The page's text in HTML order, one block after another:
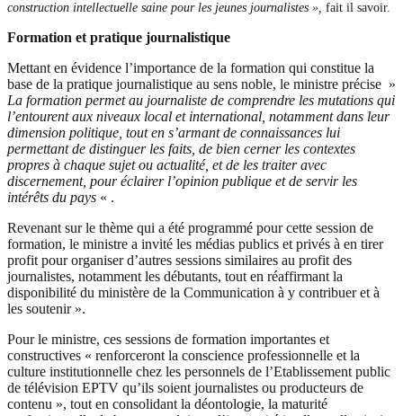
construction intellectuelle saine pour les jeunes journalistes », fait il savoir.
Formation et pratique journalistique
Mettant en évidence l’importance de la formation qui constitue la
base de la pratique journalistique au sens noble, le ministre précise »
La formation permet au journaliste de comprendre les mutations qui
l’entourent aux niveaux local et international, notamment dans leur
dimension politique, tout en s’armant de connaissances lui
permettant de distinguer les faits, de bien cerner les contextes
propres à chaque sujet ou actualité, et de les traiter avec
discernement, pour éclairer l’opinion publique et de servir les
intérêts du pays « .
Revenant sur le thème qui a été programmé pour cette session de
formation, le ministre a invité les médias publics et privés à en tirer
profit pour organiser d’autres sessions similaires au profit des
journalistes, notamment les débutants, tout en réaffirmant la
disponibilité du ministère de la Communication à y contribuer et à
les soutenir ».
Pour le ministre, ces sessions de formation importantes et
constructives « renforceront la conscience professionnelle et la
culture institutionnelle chez les personnels de l’Etablissement public
de télévision EPTV qu’ils soient journalistes ou producteurs de
contenu », tout en consolidant la déontologie, la maturité